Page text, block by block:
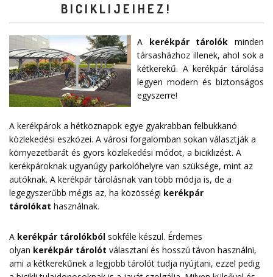
BICIKLIJEIHEZ!
A kerékpár tárolók minden
társasházhoz illenek, ahol sok a
kétkerekű. A kerékpár tárolása
legyen modern és biztonságos
egyszerre!
A kerékpárok a hétköznapok egye gyakrabban felbukkanó
közlekedési eszközei. A városi forgalomban sokan választják a
környezetbarát és gyors közlekedési módot, a biciklizést. A
kerékpároknak ugyanúgy parkolóhelyre van szüksége, mint az
autóknak. A kerékpár tárolásnak van több módja is, de a
legegyszerűbb mégis az, ha közösségi kerékpár
tárolókat használnak.
A kerékpár tárolókból sokféle készül. Érdemes
olyan kerékpár tárolót választani és hosszú távon használni,
ami a kétkerekűnek a legjobb tárolót tudja nyújtani, ezzel pedig